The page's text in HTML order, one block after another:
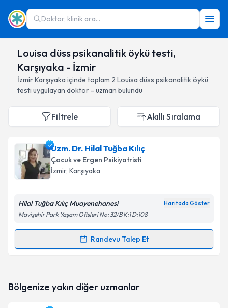
Doktor, klinik ara...
Louisa düss psikanalitik öykü testi,
Karşıyaka - İzmir
İzmirKarşıyaka içinde toplam 2 Louisa düss psikanalitik öykü
testi uygulayan doktor - uzman bulundu
Filtrele Akıllı Sıralama
Uzm. Dr. Hilal Tuğba Kılıç
Çocuk ve Ergen Psikiyatristi
İzmir, Karşıyaka
Hilal Tuğba Kılıç Muayenehanesi Haritada Göster
Mavişehir Park Yaşam Ofisleri No: 32/B K:1 D:108
Randevu Talep Et
Randevu Takvimi Talebi
oluşturun. Size bu uzmandan randevu almanız için bir
Bölgenize yakın diğer uzmanlar